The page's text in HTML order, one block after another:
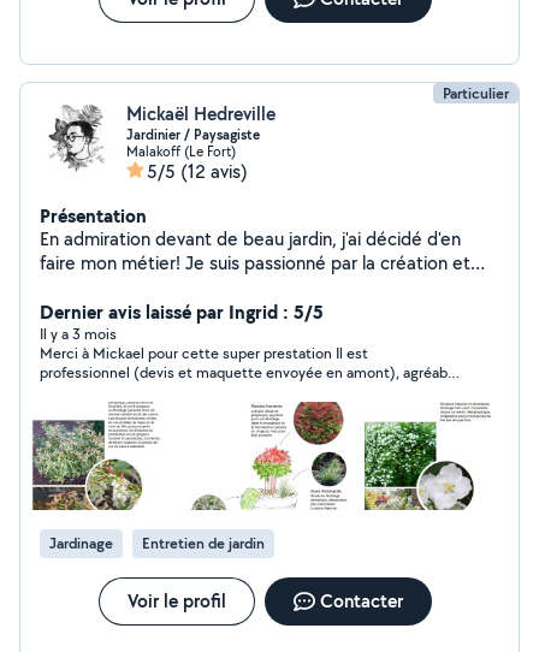
Particulier
Mickaël Hedreville
Jardinier / Paysagiste
Malakoff (Le Fort)
5/5 (12 avis)
Présentation
En admiration devant de beau jardin, j'ai décidé d'en
faire mon métier! Je suis passionné par la création et
services en réalisation de plan, pour vos futurs projets
d'aménagement. Je suis compétent dans la
reconnaissance des végétaux et la gestion des espaces
verts, je pourrai donc vous aider à donner une nouvelle
vie à votre jardin. J'aime entretenir et concevoir des
aménagements de jardin, et tout ça, avec le sourire !
Dernier avis laissé par Ingrid : 5/5
Il y a 3 mois
Merci à Mickael pour cette super prestation Il est
professionnel (devis et maquette envoyée en amont), agréable
l’entretien des plantes. Je n’hésiterai pas à le recommander et
faire à nouveau appel à lui
Jardinage Entretien de jardin
Voir le profil Contacter